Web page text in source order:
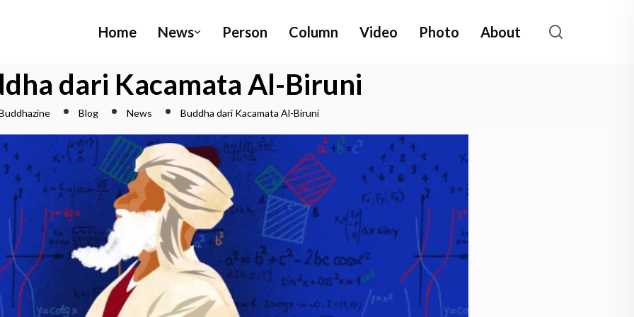
Home News Person Column Video Photo About
dari Kacamata Al-Biruni
Blog News Buddha dari Kacamata Al-Biruni